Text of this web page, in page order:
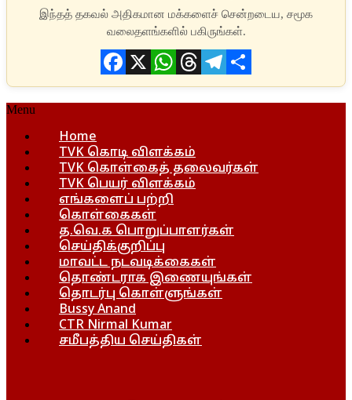
Facebook
X WhatsApp
ThreadsTelegram
Share
Menu
Home
TVK கொடி விளக்கம்
TVK கொள்கைத் தலைவர்கள்
TVK பெயர் விளக்கம்
எங்களைப் பற்றி
கொள்கைகள்
த.வெ.க பொறுப்பாளர்கள்
செய்திக்குறிப்பு
மாவட்ட நடவடிக்கைகள்
தொண்டராக இணையுங்கள்
தொடர்பு கொள்ளுங்கள்
Bussy Anand
CTR Nirmal Kumar
சமீபத்திய செய்திகள்